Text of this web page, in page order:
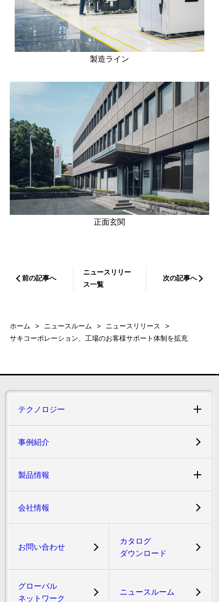
製造ライン
正面玄関
前の記事へ
ニュースリリー
ス一覧
次の記事へ
ホーム ニュースルーム
ニュースリリース
サキコーポレーション、工場のお客様サポート体制を拡充
テクノロジー
事例紹介
製品情報
会社情報
お問い合わせ
カタログ
ダウンロード
グローバル
ネットワーク
ニュースルーム